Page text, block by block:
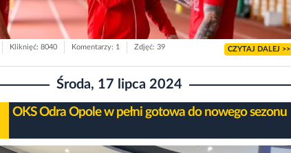
Kliknięć: 8040 Komentarzy: 1 Zdjęć: 39 CZYTAJ DALEJ >>
Środa, 17 lipca 2024
OKS Odra Opole w pełni gotowa do nowego sezonu